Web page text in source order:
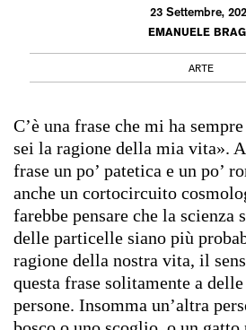
23 Settembre,
EMANUELE
ARTE
C’è una frase che mi ha
sei la ragione della mia vita».
frase un po’ patetica e un po’
anche un cortocircuito
farebbe pensare che la scienza
delle particelle siano più
ragione della nostra vita, il
questa frase solitamente a
persone. Insomma un’altra